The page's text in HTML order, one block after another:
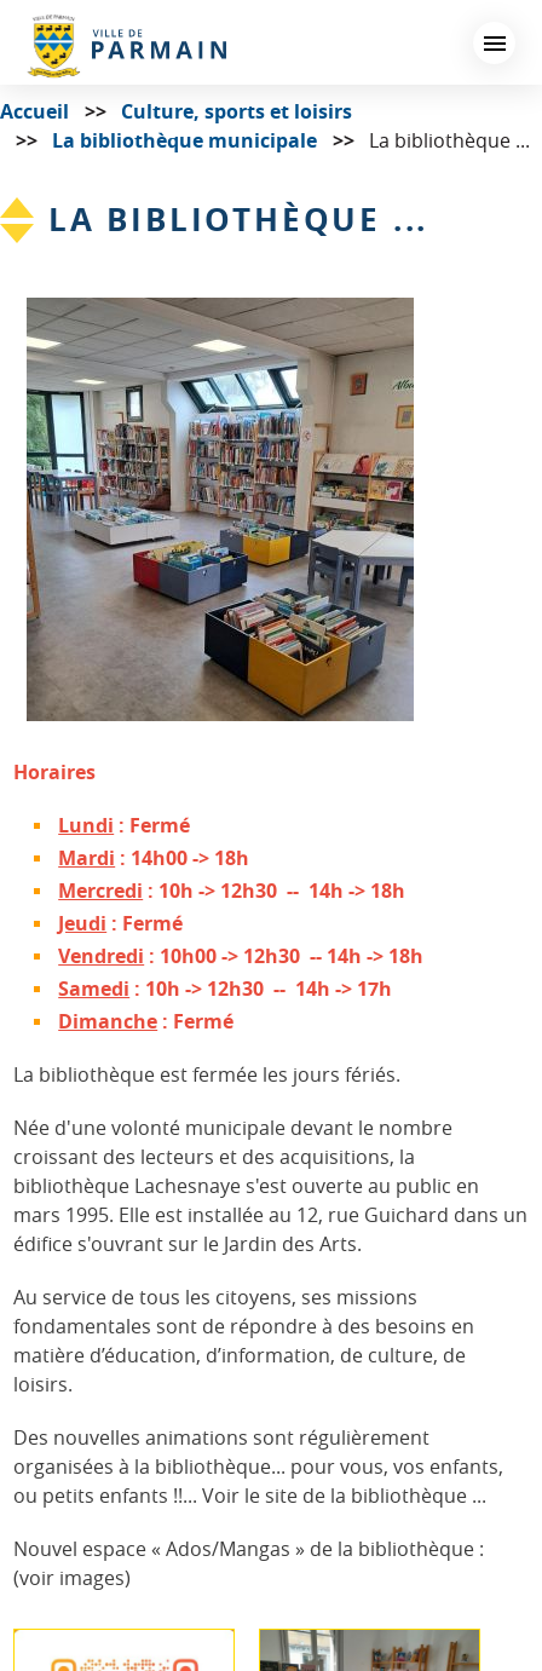
principal
Accueil
Culture, sports et loisirs
La bibliothèque municipale
La bibliothèque ...
LA BIBLIOTHÈQUE ...
Horaires
Lundi : Fermé
Mardi : 14h00 -> 18h
Mercredi : 10h -> 12h30 -- 14h -> 18h
Jeudi : Fermé
Vendredi : 10h00 -> 12h30 -- 14h -> 18h
Samedi : 10h -> 12h30 -- 14h -> 17h
Dimanche : Fermé
La bibliothèque est fermée les jours fériés.
Née d'une volonté municipale devant le nombre
croissant des lecteurs et des acquisitions, la
bibliothèque Lachesnaye s'est ouverte au public en
mars 1995. Elle est installée au 12, rue Guichard dans un
édifice s'ouvrant sur le Jardin des Arts.
Au service de tous les citoyens, ses missions
fondamentales sont de répondre à des besoins en
matière d’éducation, d’information, de culture, de
loisirs.
Des nouvelles animations sont régulièrement
organisées à la bibliothèque... pour vous, vos enfants,
ou petits enfants !!... Voir le site de la bibliothèque ...
Nouvel espace « Ados/Mangas » de la bibliothèque :
(voir images)